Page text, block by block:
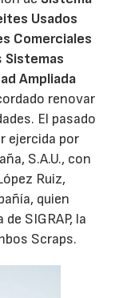
Usados
Comerciales
Sistemas
Ampliada
renovar
El pasado
ejercida por
S.A.U., con
Ruiz,
quien
SIGRAP, la
Scraps.